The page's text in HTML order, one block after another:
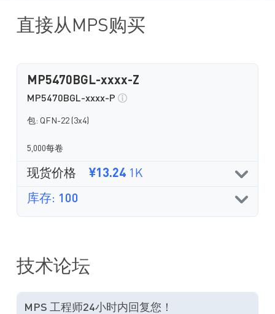
直接从MPS购买
MP5470BGL-xxxx-Z
MP5470BGL-xxxx-P
包: QFN-22 (3x4)
5,000每卷
现货价格 ¥13.24 1K
库存: 100
技术论坛
MPS 工程师24小时内回复您！